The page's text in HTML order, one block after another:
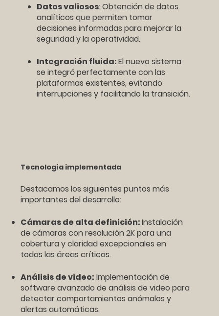
Datos valiosos: Obtención de datos
analíticos que permiten tomar
decisiones informadas para mejorar la
seguridad y la operatividad.
Integración fluida:El nuevo sistema
se integró perfectamente con las
plataformas existentes, evitando
interrupciones y facilitando la transición.
Tecnología implementada
Destacamos los siguientes puntos más
importantes del desarrollo:
Cámaras de alta definición:Instalación
de cámaras con resolución 2K para una
cobertura y claridad excepcionales en
todas las áreas críticas.
Análisis de video: Implementación de
software avanzado de análisis de video para
detectar comportamientos anómalos y
alertas automáticas.